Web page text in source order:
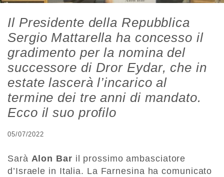
Il Presidente della Repubblica
Sergio Mattarella ha concesso il
gradimento per la nomina del
successore di Dror Eydar, che in
estate lascerà l’incarico al
termine dei tre anni di mandato.
Ecco il suo profilo
05/07/2022
Sarà Alon Bar il prossimo ambasciatore
d’Israele in Italia. La Farnesina ha comunicato